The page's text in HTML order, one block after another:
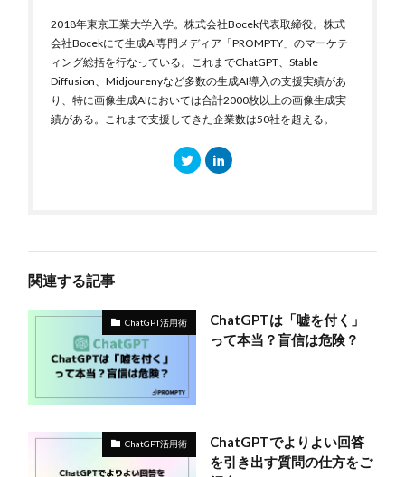
2018年東京工業大学入学。株式会社Bocek代表取締役。株式
会社Bocekにて生成AI専門メディア「PROMPTY」のマーケテ
ィング総括を行なっている。これまでChatGPT、Stable
Diffusion、Midjourenyなど多数の生成AI導入の支援実績があ
り、特に画像生成AIにおいては合計2000枚以上の画像生成実
績がある。これまで支援してきた企業数は50社を超える。
関連する記事
ChatGPT活用術
ChatGPTは「嘘を付く」
って本当？盲信は危険？
ChatGPT活用術
ChatGPTでよりよい回答
を引き出す質問の仕方をご